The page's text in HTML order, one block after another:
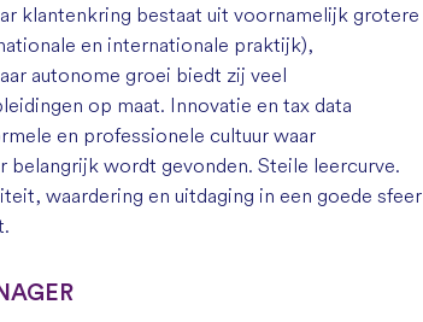
klantenkring bestaat uit voornamelijk grotere
en internationale praktijk),
autonome groei biedt zij veel
op maat. Innovatie en tax data
en professionele cultuur waar
belangrijk wordt gevonden. Steile leercurve.
waardering en uitdaging in een goede sfeer